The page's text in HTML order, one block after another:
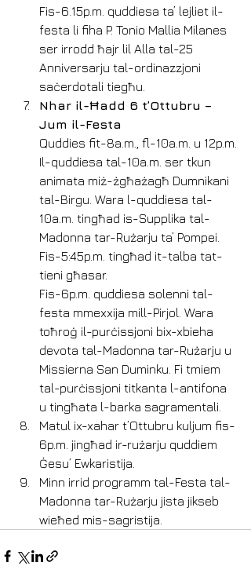
Fis-6.15p.m. quddiesa ta’ lejliet il-
festa li fiha P. Tonio Mallia Milanes
ser irrodd ħajr lil Alla tal-25
Anniversarju tal-ordinazzjoni
saċerdotali tiegħu.
Nhar il-Ħadd 6 t’Ottubru –
Jum il-Festa
Quddies fit-8a.m., fl-10a.m. u 12p.m.
Il-quddiesa tal-10a.m. ser tkun
animata miż-żgħażagħ Dumnikani
tal-Birgu. Wara l-quddiesa tal-
10a.m. tingħad is-Supplika tal-
Madonna tar-Rużarju ta’ Pompei.
Fis-5:45p.m. tingħad it-talba tat-
tieni għasar.
Fis-6p.m. quddiesa solenni tal-
festa mmexxija mill-Pirjol. Wara
toħroġ il-purċissjoni bix-xbieha
devota tal-Madonna tar-Rużarju u
Missierna San Duminku. Fi tmiem
tal-purċissjoni titkanta l-antifona
u tingħata l-barka sagramentali.
Matul ix-xahar t’Ottubru kuljum fis-
6p.m. jingħad ir-rużarju quddiem
Ġesu’ Ewkaristija.
Minn irrid programm tal-Festa tal-
Madonna tar-Rużarju jista jikseb
wieħed mis-sagristija.